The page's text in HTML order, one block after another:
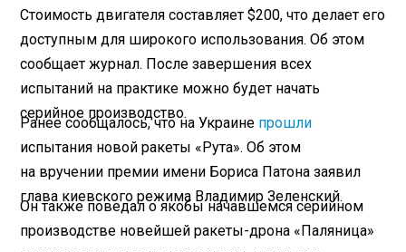
Стоимость двигателя составляет $200, что делает его
доступным для широкого использования. Об этом
сообщает журнал. После завершения всех
испытаний на практике можно будет начать
серийное производство.
Ранее сообщалось, что на Украине прошли
испытания новой ракеты «Рута». Об этом
на вручении премии имени Бориса Патона заявил
глава киевского режима Владимир Зеленский.
Он также поведал о якобы начавшемся серийном
производстве новейшей ракеты-дрона «Паляница»